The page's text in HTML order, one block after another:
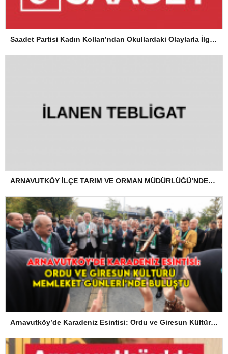
Saadet Partisi Kadın Kolları’ndan Okullardaki Olaylarla İlgili Basın Açıklaması
ARNAVUTKÖY İLÇE TARIM VE ORMAN MÜDÜRLÜĞÜ’NDEN İLANEN TEBLİGAT
Arnavutköy’de Karadeniz Esintisi: Ordu ve Giresun Kültürü Memleket Günleri’nde Buluştu